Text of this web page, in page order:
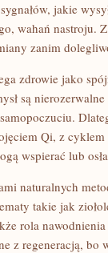
jakie
wahań nastroju.
zanim
zdrowie jako
są
Qi, z
wspierać lub
naturalnych
takie jak
rola
z regeneracją, bo